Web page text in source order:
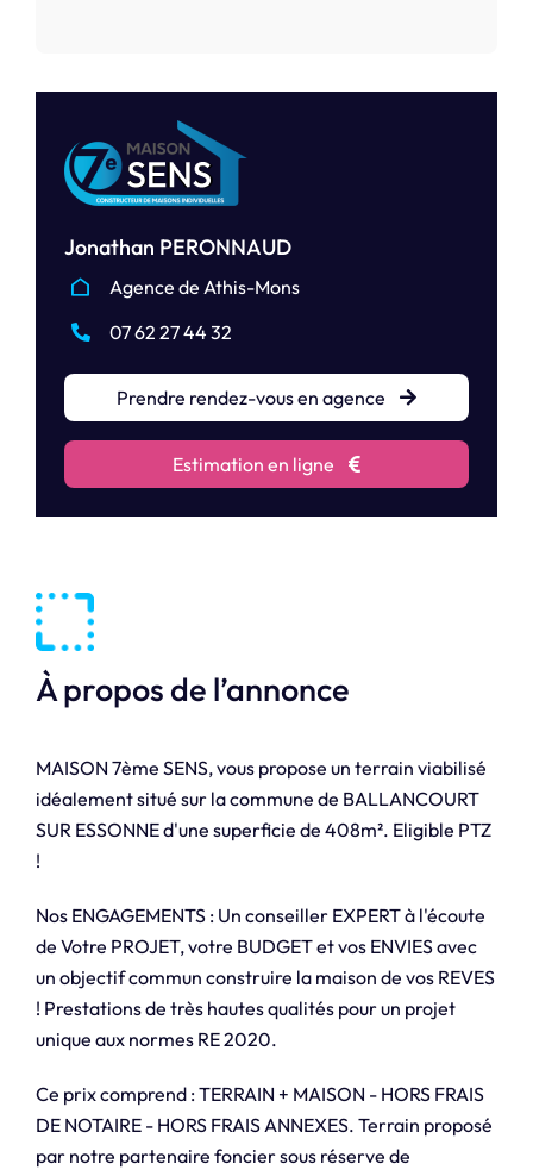
Jonathan PERONNAUD
Agence de Athis-Mons
07 62 27 44 32
Prendre rendez-vous en agence
Estimation en ligne
À propos de l’annonce
MAISON 7ème SENS, vous propose un terrain viabilisé
idéalement situé sur la commune de BALLANCOURT
SUR ESSONNE d'une superficie de 408m². Eligible PTZ
!
Nos ENGAGEMENTS : Un conseiller EXPERT à l'écoute
de Votre PROJET, votre BUDGET et vos ENVIES avec
un objectif commun construire la maison de vos REVES
! Prestations de très hautes qualités pour un projet
unique aux normes RE 2020.
Ce prix comprend : TERRAIN + MAISON - HORS FRAIS
DE NOTAIRE - HORS FRAIS ANNEXES. Terrain proposé
par notre partenaire foncier sous réserve de